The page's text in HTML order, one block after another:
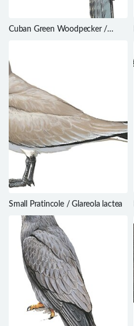
Cuban Green Woodpecker /
Small Pratincole / Glareola lactea